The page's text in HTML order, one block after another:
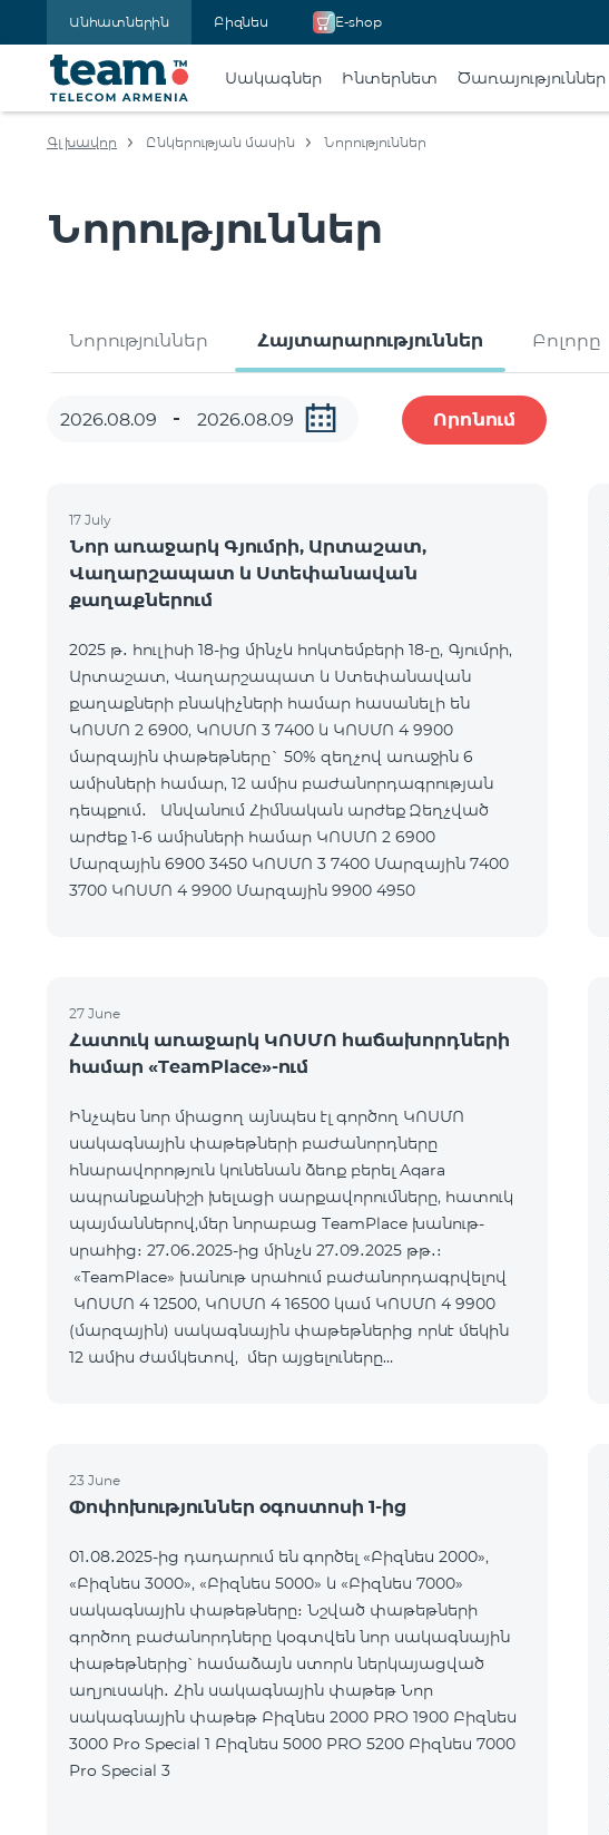
Անհատներին Բիզնես E-shop
Սակագներ Ինտերնետ Ծառայություններ
Գլխավոր Ընկերության մասին Նորություններ
Նորություններ
Նորություններ Հայտարարություններ Բոլորը
Որոնում
17 July
Նոր առաջարկ Գյումրի, Արտաշատ,
Վաղարշապատ և Ստեփանավան
քաղաքներում
2025 թ․ հուլիսի 18-ից մինչև հոկտեմբերի 18-ը, Գյումրի,
Արտաշատ, Վաղարշապատ և Ստեփանավան
քաղաքների բնակիչների համար հասանելի են
ԿՈՍՄՈ 2 6900, ԿՈՍՄՈ 3 7400 և ԿՈՍՄՈ 4 9900
մարզային փաթեթները` 50% զեղչով առաջին 6
ամիսների համար, 12 ամիս բաժանորդագրության
դեպքում․ Անվանում Հիմնական արժեք Զեղչված
արժեք 1-6 ամիսների համար ԿՈՍՄՈ 2 6900
Մարզային 6900 3450 ԿՈՍՄՈ 3 7400 Մարզային 7400
3700 ԿՈՍՄՈ 4 9900 Մարզային 9900 4950
27 June
Հատուկ առաջարկ ԿՈՍՄՈ հաճախորդների
համար «TeamPlace»-ում
Ինչպես նոր միացող այնպես էլ գործող ԿՈՍՄՈ
սակագնային փաթեթների բաժանորդները
հնարավորոթյուն կունենան ձեռք բերել Aqara
ապրանքանիշի խելացի սարքավորումները, հատուկ
պայմաններով,մեր նորաբաց TeamPlace խանութ-
սրահից։ 27․06․2025-ից մինչև 27․09․2025 թթ․։
«TeamPlace» խանութ սրահում բաժանորդագրվելով
ԿՈՍՄՈ 4 12500, ԿՈՍՄՈ 4 16500 կամ ԿՈՍՄՈ 4 9900
(մարզային) սակագնային փաթեթներից որևէ մեկին
12 ամիս ժամկետով, մեր այցելուները
23 June
Փոփոխություններ օգոստոսի 1-ից
01․08․2025-ից դադարում են գործել «Բիզնես 2000»,
«Բիզնես 3000», «Բիզնես 5000» և «Բիզնես 7000»
սակագնային փաթեթները։ Նշված փաթեթների
գործող բաժանորդները կօգտվեն նոր սակագնային
փաթեթներից՝ համաձայն ստորև ներկայացված
աղյուսակի․ Հին սակագնային փաթեթ Նոր
սակագնային փաթեթ Բիզնես 2000 PRO 1900 Բիզնես
3000 Pro Special 1 Բիզնես 5000 PRO 5200 Բիզնես 7000
Pro Special 3